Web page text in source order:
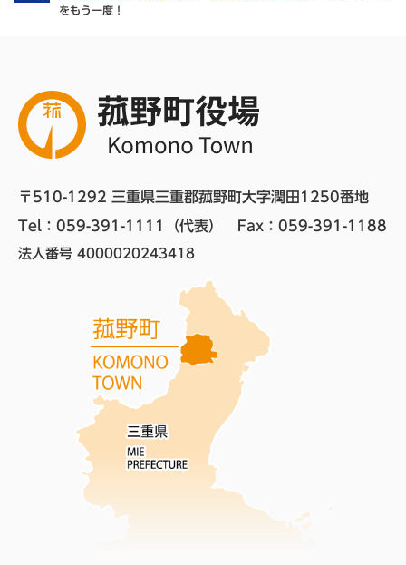
をもう一度！
〒510-1292 三重県三重郡菰野町大字潤田1250番地
Tel：059-391-1111（代表） Fax：059-391-1188
法人番号 4000020243418